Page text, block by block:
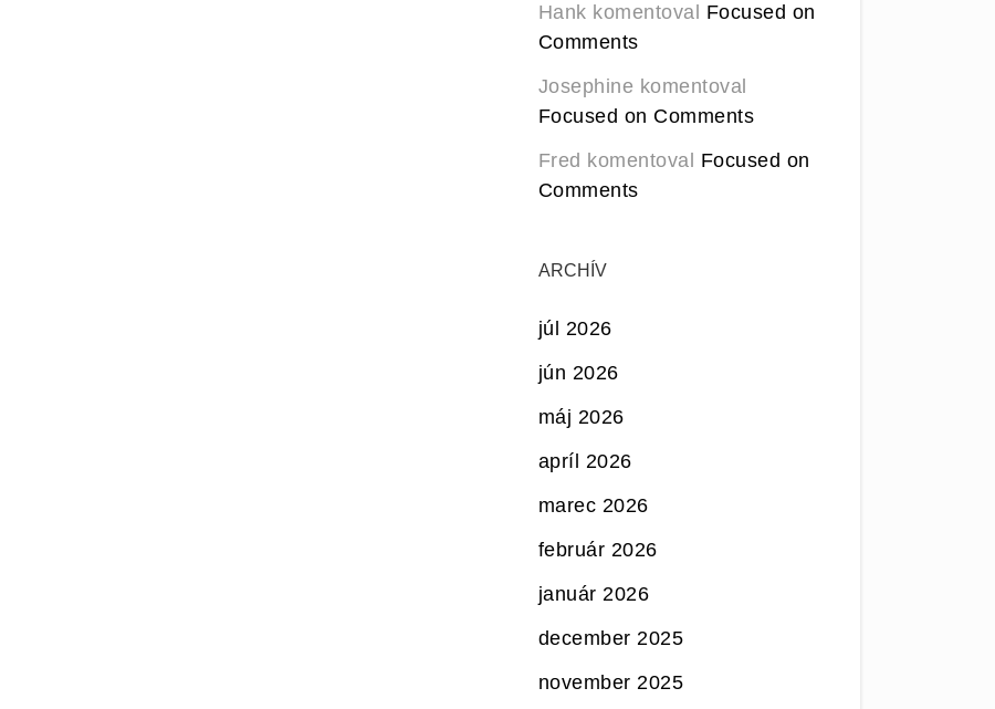
Hank komentoval Focused on
Comments
Josephine komentoval
Focused on Comments
Fred komentoval Focused on
Comments
ARCHÍV
júl 2026
jún 2026
máj 2026
apríl 2026
marec 2026
február 2026
január 2026
december 2025
november 2025